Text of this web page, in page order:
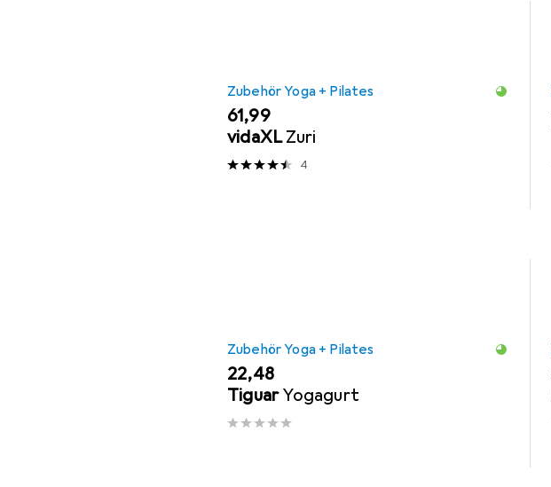
Zubehör Yoga + Pilates
EUR
61,99
vidaXLZuri
4
Zubehör Yoga + Pilates
EUR
22,48
TiguarYogagurt